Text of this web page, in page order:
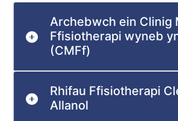
Archebwch ein Clinig
Ffisiotherapi wyneb
(CMFf)
Rhifau Ffisiotherapi
Allanol